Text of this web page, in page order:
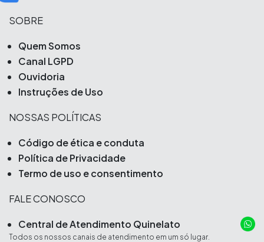
SOBRE
Quem Somos
Canal LGPD
Ouvidoria
Instruções de Uso
NOSSAS POLÍTICAS
Código de ética e conduta
Política de Privacidade
Termo de uso e consentimento
FALE CONOSCO
Central de Atendimento Quinelato
Todos os nossos canais de atendimento em um só lugar.